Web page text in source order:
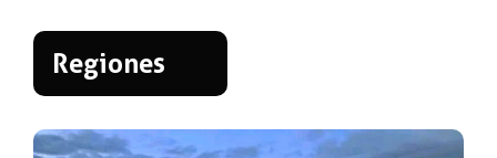
Regiones